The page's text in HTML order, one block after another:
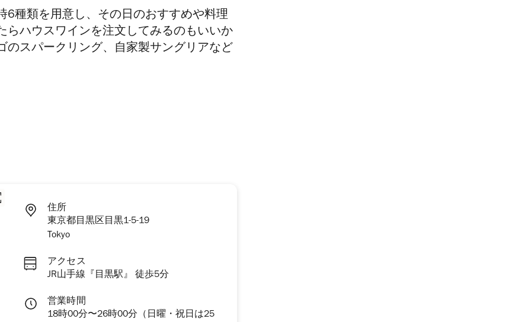
6種類を用意し、その日のおすすめや料理
らハウスワインを注文してみるのもいいか
スパークリング、自家製サングリアなど
住所
東京都目黒区目黒1-5-19
Tokyo
アクセス
JR山手線『目黒駅』 徒歩5分
営業時間
18時00分〜26時00分（日曜・祝日は25